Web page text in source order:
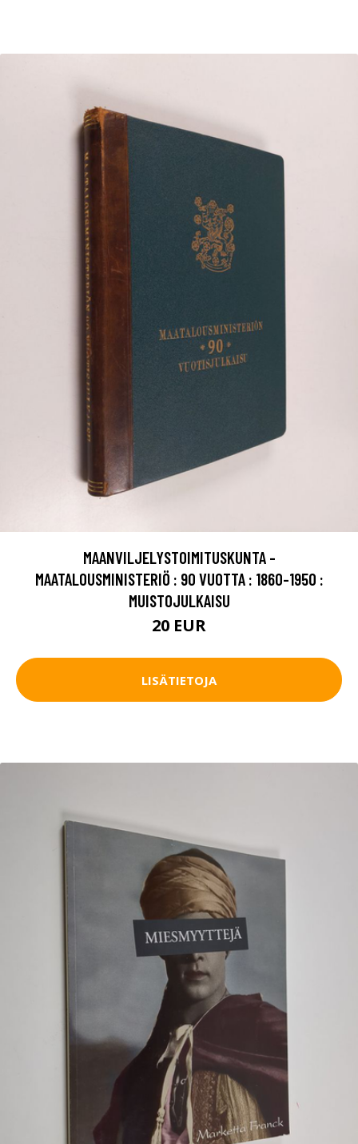
MAANVILJELYSTOIMITUSKUNTA -
MAATALOUSMINISTERIÖ : 90 VUOTTA : 1860-1950 :
MUISTOJULKAISU
20 EUR
LISÄTIETOJA